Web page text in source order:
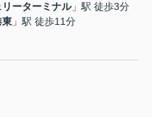
リーターミナル」駅 徒歩3分
東 」駅 徒歩11分